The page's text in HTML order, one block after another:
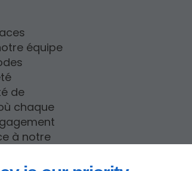
équipe
de
chaque
à notre